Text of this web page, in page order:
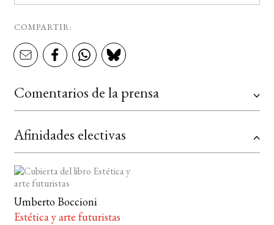
COMPARTIR:
Comentarios de la prensa
Afinidades electivas
Umberto Boccioni
Estética y arte futuristas